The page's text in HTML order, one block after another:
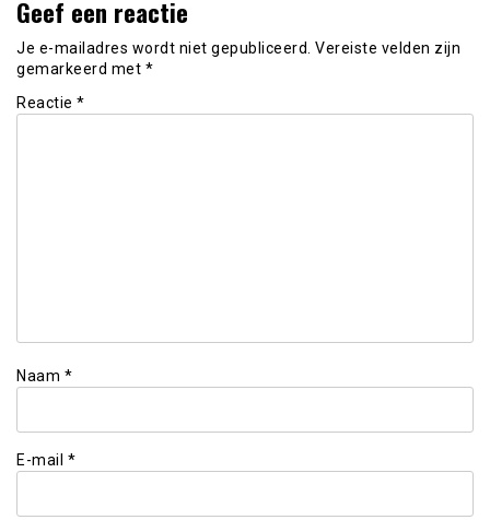
Geef een reactie
Je e-mailadres wordt niet gepubliceerd. Vereiste velden zijn
gemarkeerd met *
Reactie *
Naam *
E-mail *